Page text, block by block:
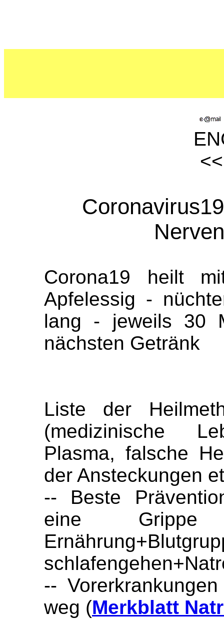
Corona19 heilt
Apfelessig -
lang - jeweils 30
nächsten Getränk
Liste der
(medizinische
Plasma, falsche
der Ansteckungen
-- Beste
eine Grippe
--
weg (Merkblatt